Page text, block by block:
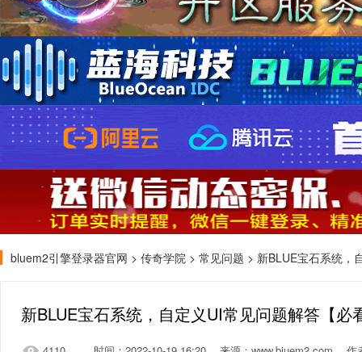
bluem2引擎登录器官网 > 传奇学院 > 常见问题 > 新BLUE宝石系统，
新BLUE宝石系统，自定义UI常见问题解答【必